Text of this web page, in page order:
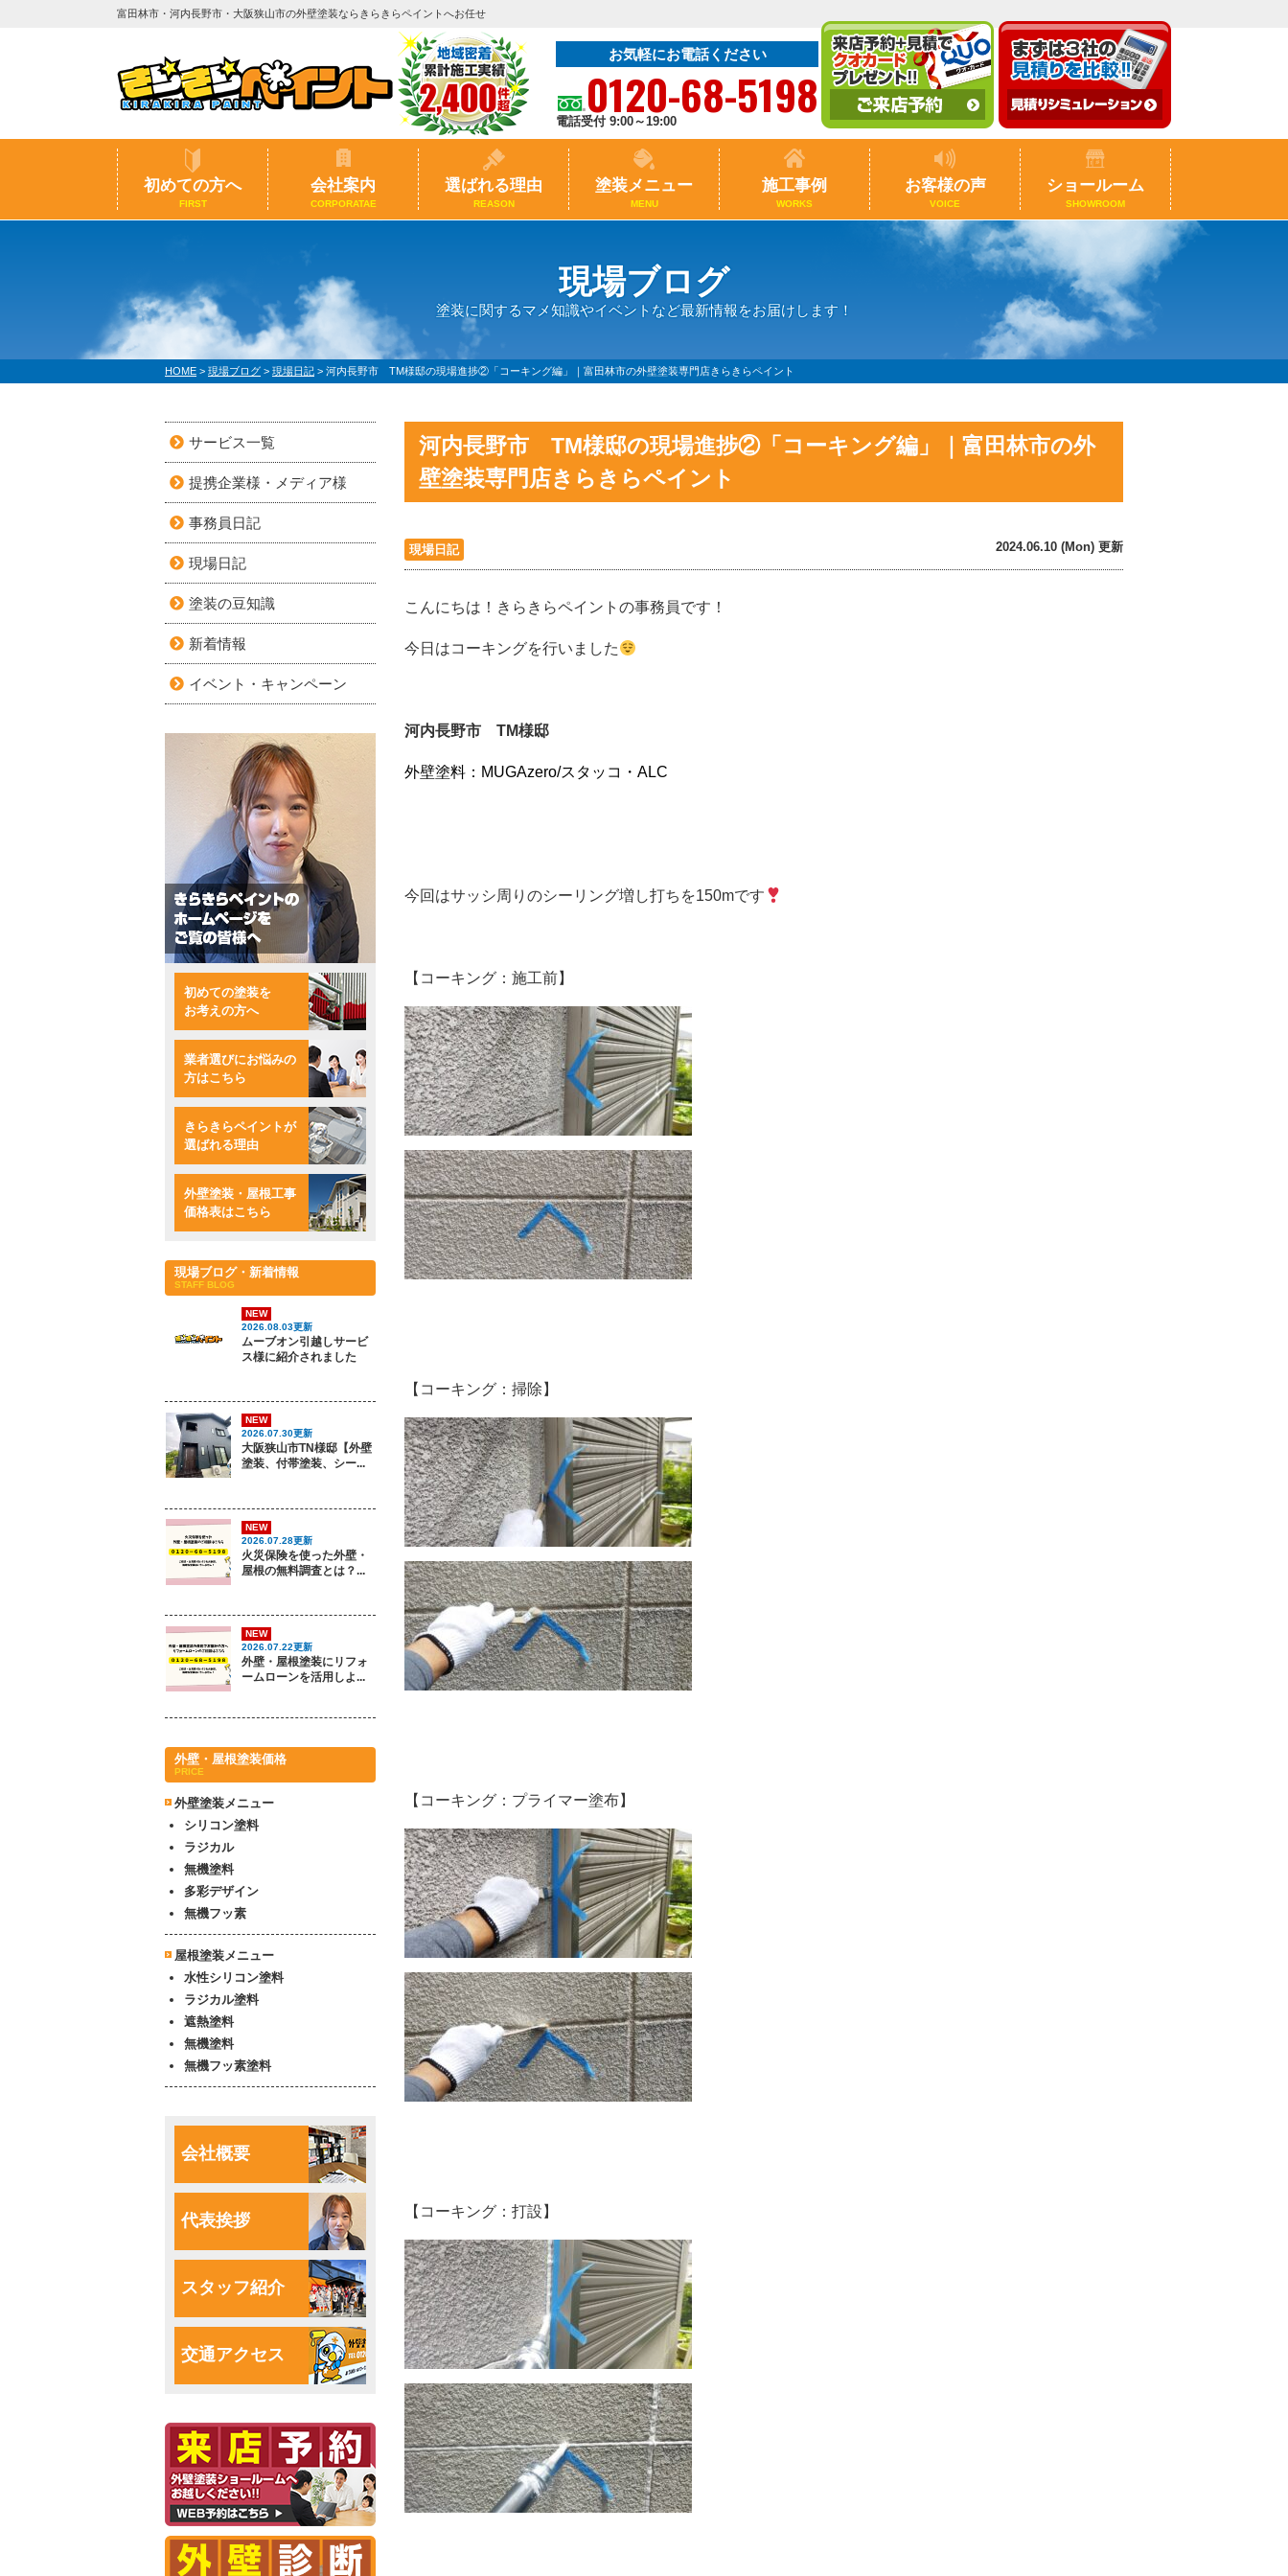
富田林市・河内長野市・大阪狭山市の外壁塗装ならきらきらペイントへお任せ
お気軽にお電話ください
0120-68-5198
電話受付 9:00～19:00
初めての方へ
FIRST
会社案内
CORPORATAE
選ばれる理由
REASON
塗装メニュー
MENU
施工事例
WORKS
お客様の声
VOICE
ショールーム
SHOWROOM
現場ブログ
塗装に関するマメ知識やイベントなど最新情報をお届けします！
HOME > 現場ブログ > 現場日記 > 河内長野市 TM様邸の現場進捗②「コーキング編」｜富田林市の外壁塗装専門店きらきらペイント
河内長野市 TM様邸の現場進捗②「コーキング編」｜富田林市の外
壁塗装専門店きらきらペイント
現場日記 2024.06.10 (Mon) 更新
こんにちは！きらきらペイントの事務員です！
今日はコーキングを行いました
河内長野市 TM様邸
外壁塗料：MUGAzero/スタッコ・ALC
今回はサッシ周りのシーリング増し打ちを150mです
【コーキング：施工前】
【コーキング：掃除】
【コーキング：プライマー塗布】
【コーキング：打設】
サービス一覧
提携企業様・メディア様
事務員日記
現場日記
塗装の豆知識
新着情報
イベント・キャンペーン
初めての塗装を
お考えの方へ
業者選びにお悩みの
方はこちら
きらきらペイントが
選ばれる理由
外壁塗装・屋根工事
価格表はこちら
現場ブログ・新着情報
STAFF BLOG
NEW
2026.08.03更新
ムーブオン引越しサービ
ス様に紹介されました
NEW
2026.07.30更新
大阪狭山市TN様邸【外壁
塗装、付帯塗装、シー...
NEW
2026.07.28更新
火災保険を使った外壁・
屋根の無料調査とは？...
NEW
2026.07.22更新
外壁・屋根塗装にリフォ
ームローンを活用しよ...
外壁・屋根塗装価格
PRICE
外壁塗装メニュー
シリコン塗料
ラジカル
無機塗料
多彩デザイン
無機フッ素
屋根塗装メニュー
水性シリコン塗料
ラジカル塗料
遮熱塗料
無機塗料
無機フッ素塗料
会社概要
代表挨拶
スタッフ紹介
交通アクセス